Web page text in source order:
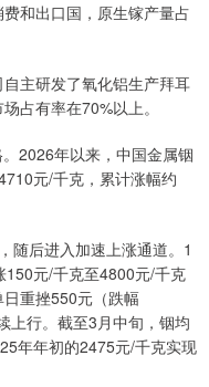
和出口国，原生镓产量占
主研发了氧化铝生产拜耳
占有率在70%以上。
2026年以来，中国金属铟
元/千克，累计涨幅约
随后进入加速上涨通道。1
150元/千克至4800元/千克
日重挫550元（跌幅
上行。截至3月中旬，铟均
年年初的2475元/千克实现